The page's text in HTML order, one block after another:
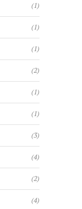
(1)
(1)
(1)
(2)
(1)
(1)
(3)
(4)
(2)
(4)